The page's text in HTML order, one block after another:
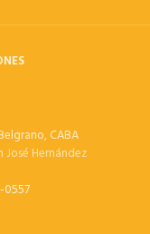
CABA
Hernández
0557